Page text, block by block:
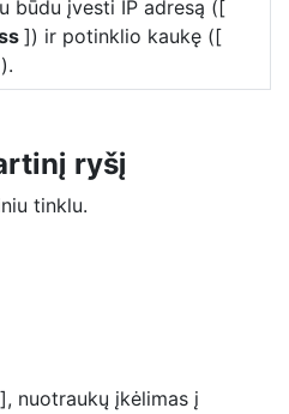
būdu įvesti IP adresą ([
]) ir potinklio kaukę ([
ryšį
tinklu.
], nuotraukų įkėlimas į